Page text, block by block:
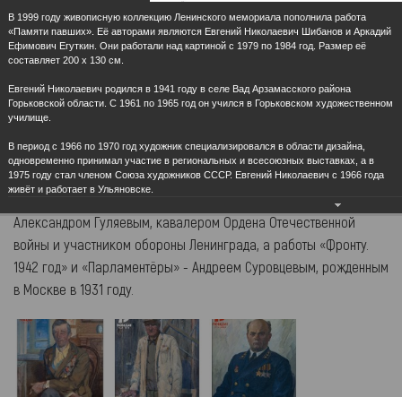
08.05.2020
К 75-летию Победы в Великой Отечественной войне Ленинский
мемориал представляет онлайн-выставку «Война. Солдат.
Победа». Живописные работы из фондов музея, вошедшие в
онлайн-экспозицию, посвящены героическому подвигу
Примечательно, что часть работ создана непосредственными
участниками войны. Так, картина «С поля боя» написана
Александром Гуляевым, кавалером Ордена Отечественной
войны и участником обороны Ленинграда, а работы «Фронту.
1942 год» и «Парламентёры» - Андреем Суровцевым, рожденным
в Москве в 1931 году.
В 1999 году живописную коллекцию Ленинского мемориала пополнила работа
«Памяти павших». Её авторами являются Евгений Николаевич Шибанов и Аркадий
Ефимович Егуткин. Они работали над картиной с 1979 по 1984 год. Размер её
составляет 200 х 130 см.
Евгений Николаевич родился в 1941 году в селе Вад Арзамасского района
Горьковской области. С 1961 по 1965 год он учился в Горьковском художественном
училище.
В период с 1966 по 1970 год художник специализировался в области дизайна,
одновременно принимал участие в региональных и всесоюзных выставках, а в
1975 году стал членом Союза художников СССР. Евгений Николаевич с 1966 года
живёт и работает в Ульяновске.